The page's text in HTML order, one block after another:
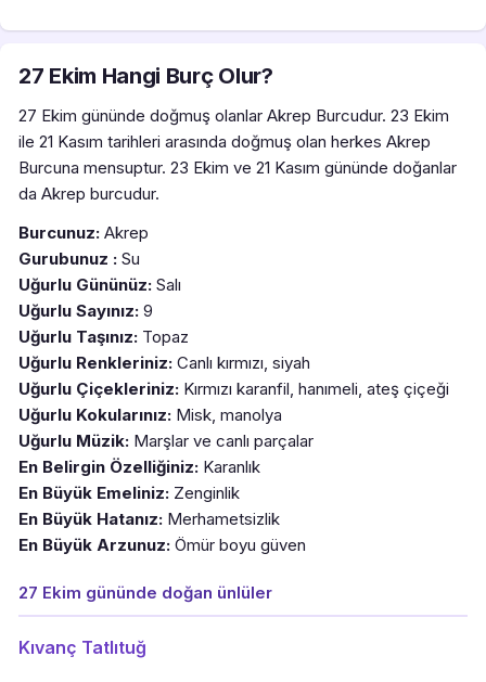
27 Ekim Hangi Burç Olur?
27 Ekim gününde doğmuş olanlar Akrep Burcudur. 23 Ekim
ile 21 Kasım tarihleri arasında doğmuş olan herkes Akrep
Burcuna mensuptur. 23 Ekim ve 21 Kasım gününde doğanlar
da Akrep burcudur.
Burcunuz: Akrep
Gurubunuz : Su
Uğurlu Gününüz: Salı
Uğurlu Sayınız: 9
Uğurlu Taşınız: Topaz
Uğurlu Renkleriniz: Canlı kırmızı, siyah
Uğurlu Çiçekleriniz: Kırmızı karanfil, hanımeli, ateş çiçeği
Uğurlu Kokularınız: Misk, manolya
Uğurlu Müzik: Marşlar ve canlı parçalar
En Belirgin Özelliğiniz: Karanlık
En Büyük Emeliniz: Zenginlik
En Büyük Hatanız: Merhametsizlik
En Büyük Arzunuz: Ömür boyu güven
27 Ekim gününde doğan ünlüler
Kıvanç Tatlıtuğ